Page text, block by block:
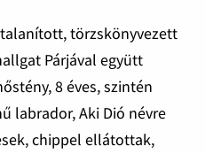
törzskönyvezett
Párjával együtt
8 éves, szintén
labrador, Aki Dió névre
chippel ellátottak,